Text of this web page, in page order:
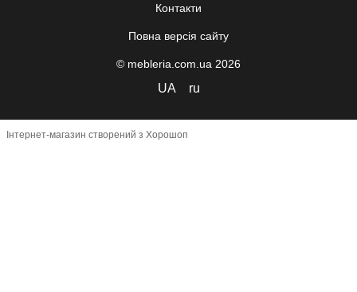
Контакти
Повна версія сайту
© mebleria.com.ua 2026
UA ru
Інтернет-магазин створений з Хорошоп